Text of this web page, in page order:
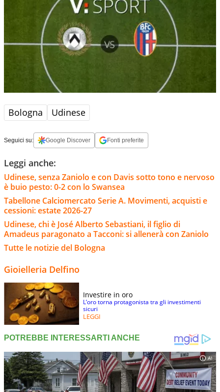
Bologna Udinese
Seguici su: Google Discover Fonti preferite
Leggi anche:
Udinese, senza Zaniolo e con Davis sotto tono e nervoso
è buio pesto: 0-2 con lo Swansea
Tabellone Calciomercato Serie A. Movimenti, acquisti e
cessioni: estate 2026-27
Udinese, chi è José Alberto Sebastiani, il figlio di
Amadeus paragonato a Tacconi: si allenerà con Zaniolo
Tutte le notizie del Bologna
Gioielleria Delfino
Investire in oro
L’oro torna protagonista tra gli investimenti
sicuri
LEGGI